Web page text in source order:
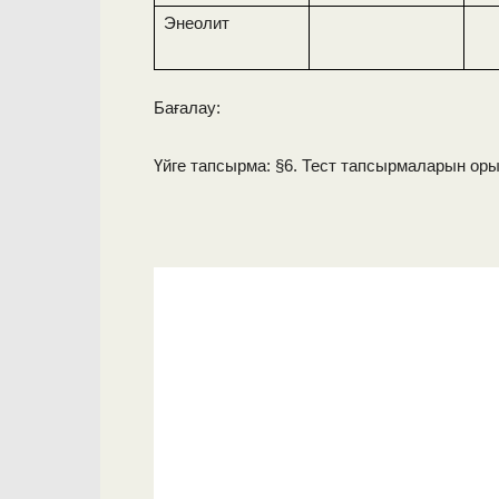
Энеолит
Бағалау:
Үйге тапсырма: §6. Тест тапсырмаларын